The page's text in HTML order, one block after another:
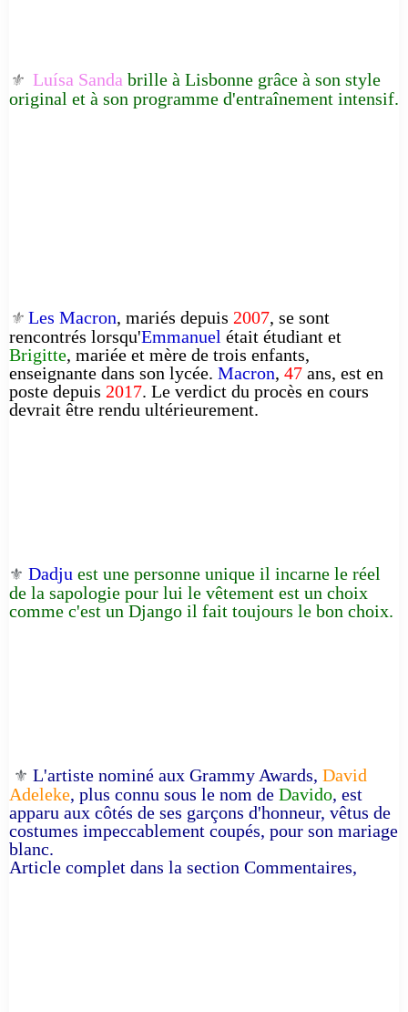
⚜️ Luísa Sanda brille à Lisbonne grâce à son style
original et à son programme d'entraînement intensif.
⚜️ Les Macron, mariés depuis 2007, se sont
rencontrés lorsqu'Emmanuel était étudiant et
Brigitte, mariée et mère de trois enfants,
enseignante dans son lycée. Macron, 47 ans, est en
poste depuis 2017. Le verdict du procès en cours
devrait être rendu ultérieurement.
⚜️ Dadju est une personne unique il incarne le réel
de la sapologie pour lui le vêtement est un choix
comme c'est un Django il fait toujours le bon choix.
⚜️ L'artiste nominé aux Grammy Awards, David
Adeleke, plus connu sous le nom de Davido, est
apparu aux côtés de ses garçons d'honneur, vêtus de
costumes impeccablement coupés, pour son mariage
blanc.
Article complet dans la section Commentaires,